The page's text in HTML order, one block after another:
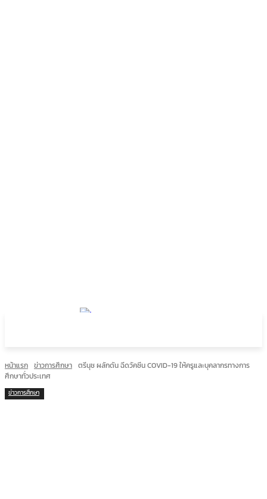
หน้าแรก ข่าวการศึกษา ตรีนุช ผลักดัน ฉีดวัคซีน COVID-19 ให้ครูและบุคลากรทางการ
ศึกษาทั่วประเทศ
ข่าวการศึกษา